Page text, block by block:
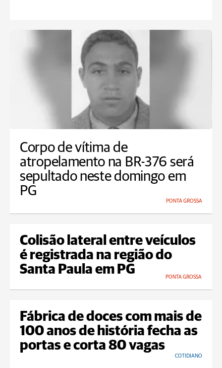
Corpo de vítima de
atropelamento na BR-376 será
sepultado neste domingo em
PG
PONTA GROSSA
Colisão lateral entre veículos
é registrada na região do
Santa Paula em PG
PONTA GROSSA
Fábrica de doces com mais de
100 anos de história fecha as
portas e corta 80 vagas
COTIDIANO